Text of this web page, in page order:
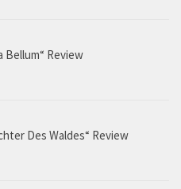
Bellum“ Review
Des Waldes“ Review